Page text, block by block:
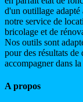
d'un outillage adapté
notre service de
bricolage et de
Nos outils sont
pour des résultats
accompagner dans
A propos